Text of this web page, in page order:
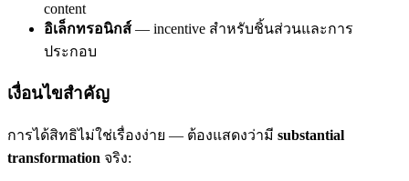
content
อิเล็กทรอนิกส์ — incentive สำหรับชิ้นส่วนและการ
ประกอบ
เงื่อนไขสำคัญ
การได้สิทธิไม่ใช่เรื่องง่าย — ต้องแสดงว่ามี substantial
transformation จริง: